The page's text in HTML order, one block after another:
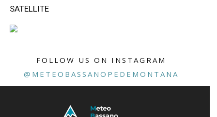
SATELLITE
FOLLOW US ON INSTAGRAM
@METEOBASSANOPEDEMONTANA